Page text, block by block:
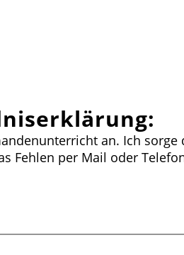
an. Ich
Fehlen per Mail oder